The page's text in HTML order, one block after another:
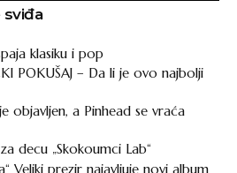
sviđa
klasiku i pop
POKUŠAJ – Da li je ovo najbolji
objavljen, a Pinhead se vraća
decu „Skokoumci Lab“
Veliki prezir najavljuje novi album